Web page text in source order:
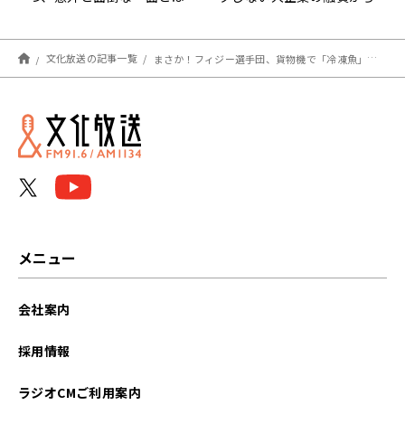
パン極」
文化放送の記事一覧 まさか！フィジー選手団、貨物機で「冷凍魚」と到着した理由 ～7月12日「おはよう寺ちゃん」
メニュー
会社案内
採用情報
ラジオCMご利用案内